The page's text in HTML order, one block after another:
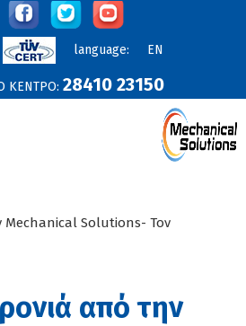
ΚΕΝΤΡΟ: 28410 23150
language: EN
Προϊόντα
Mechanical Solutions- Τον
από την